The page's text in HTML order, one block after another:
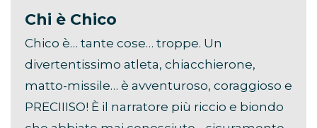
Chi è Chico
Chico è… tante cose… troppe. Un
divertentissimo atleta, chiacchierone,
matto-missile… è avventuroso, coraggioso e
PRECIIISO! È il narratore più riccio e biondo